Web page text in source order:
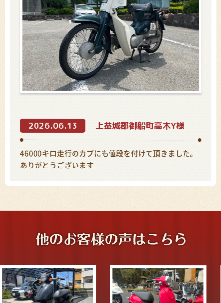
2026.06.13 上益城郡御船町高木Y様
46000キロ走行のカブにも値段を付けて頂きました。
ありがとうございます